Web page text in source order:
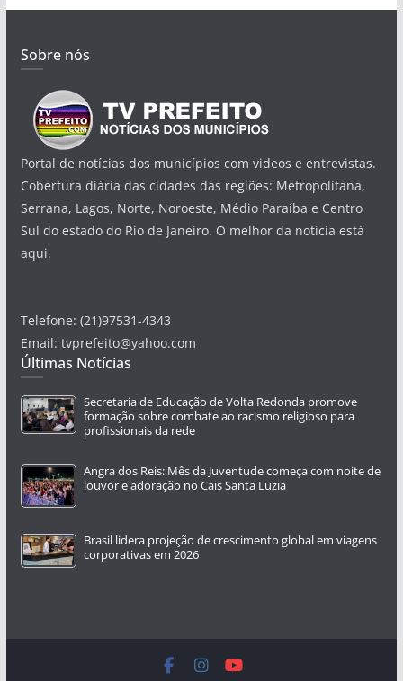
Sobre nós
Portal de notícias dos municípios com videos e entrevistas.
Cobertura diária das cidades das regiões: Metropolitana,
Serrana, Lagos, Norte, Noroeste, Médio Paraíba e Centro
Sul do estado do Rio de Janeiro. O melhor da notícia está
aqui.
Telefone: (21)97531-4343
Email: tvprefeito@yahoo.com
Últimas Notícias
Secretaria de Educação de Volta Redonda promove
formação sobre combate ao racismo religioso para
profissionais da rede
Angra dos Reis: Mês da Juventude começa com noite de
louvor e adoração no Cais Santa Luzia
Brasil lidera projeção de crescimento global em viagens
corporativas em 2026